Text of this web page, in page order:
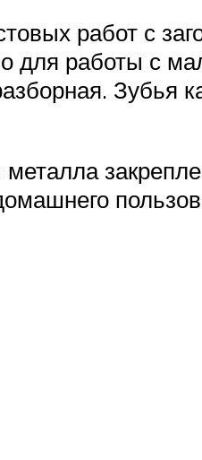
работ с
для работы с
Зубья